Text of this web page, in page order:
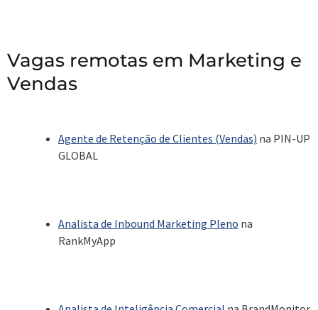
Vagas remotas em Marketing e
Vendas
Agente de Retenção de Clientes (Vendas) na PIN-UP
GLOBAL
Analista de Inbound Marketing Pleno na
RankMyApp